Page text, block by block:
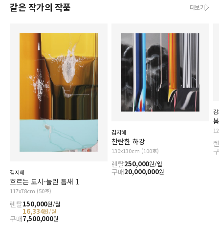
같은 작가의 작품 더보기
김지혜
흐르는 도시-눌린 틈새 1
117x78cm (50호)
렌탈150,000원/월
16,334원/월
구매7,500,000원
김지혜
찬란한 하강
130x130cm (100호)
렌탈250,000원/월
구매20,000,000원